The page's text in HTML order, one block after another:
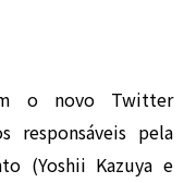
o novo Twitter
responsáveis pela
(Yoshii Kazuya e